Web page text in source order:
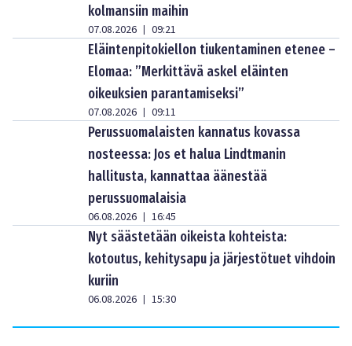
kolmansiin maihin
07.08.2026 | 09:21
Eläintenpitokiellon tiukentaminen etenee –
Elomaa: ”Merkittävä askel eläinten
oikeuksien parantamiseksi”
07.08.2026 | 09:11
Perussuomalaisten kannatus kovassa
nosteessa: Jos et halua Lindtmanin
hallitusta, kannattaa äänestää
perussuomalaisia
06.08.2026 | 16:45
Nyt säästetään oikeista kohteista:
kotoutus, kehitysapu ja järjestötuet vihdoin
kuriin
06.08.2026 | 15:30